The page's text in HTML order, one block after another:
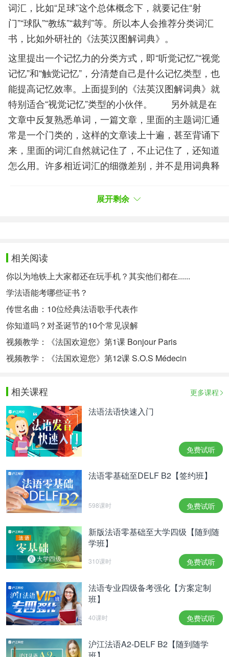
词汇，比如“足球”这个总体概念下，就要记住“射
门”“球队”“教练”“裁判”等。所以本人会推荐分类词汇
书，比如外研社的《法英汉图解词典》。
这里提出一个记忆力的分类方式，即“听觉记忆”“视觉
记忆”和“触觉记忆”，分清楚自己是什么记忆类型，也
能提高记忆效率。上面提到的《法英汉图解词典》就
特别适合“视觉记忆”类型的小伙伴。 另外就是在
文章中反复熟悉单词，一篇文章，里面的主题词汇通
常是一个门类的，这样的文章读上十遍，甚至背诵下
来，里面的词汇自然就记住了，不止记住了，还知道
怎么用。许多相近词汇的细微差别，并不是用词典释
决，而是通过个人在阅读中体会到的。
汇，大家要好好珍惜，要抓紧放录音之前的大概两分
钟时间诵读N遍，熟悉了这些词汇，你将发现之后的
听写就没那么邪恶了。
第四， 提高拼写能力
拼写能力的基础是个人正确的发音，或者说个人还不
能发得很准，但是能将听到的不同的音对应到相应的
字母或者字母组合。比如听到【o】这个音，要马上
的“ô”和“eau”要发【o】，这样即使真的没有听懂某一
个单词，那么结合其他发音也是能写出正确单词的。
第五， 下笔的技巧
首先，要注意大小写。如果听到了“point”“point
ligne”也就是“句号”“问号”和“感叹号”“换行”，那么下一
句无论什么词开头都是要大写词首字母的，这个要形
成一种习惯，好的习惯都是有益处的。
然后就是行与行之间要留出一定的空间，起码是半行
的宽度，也就是手动书写的行距。这样做，一个原因
是为了让阅卷人赏心悦目，另一个原因就是给自己留
最后还有一个写作部分。所以听写不应该因为书写太
混乱而重新誊写浪费时间。
要把字写得漂亮。道理大家都懂，换位思考下，你自
己如果是阅卷人，看到整齐美观整洁的文章和看到一
展开剩余
相关阅读
你以为地铁上大家都还在玩手机？其实他们都在......
学法语能考哪些证书？
传世名曲：10位经典法语歌手代表作
你知道吗？对圣诞节的10个常见误解
视频教学：《法国欢迎您》第1课 Bonjour Paris
视频教学：《法国欢迎您》第12课 S.O.S Médecin
相关课程 更多课程
法语法语快速入门
免费试听
法语零基础至DELF B2【签约班】
598课时 免费试听
新版法语零基础至大学四级【随到随
学班】
310课时 免费试听
法语专业四级备考强化【方案定制
班】
40课时 免费试听
沪江法语A2-DELF B2【随到随学